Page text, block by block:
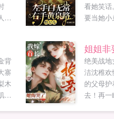
，
看她笑
要当她
总觉得
场。闻
被人配
背
寨
木
绝美战
洁沈稚
的父母
去！再